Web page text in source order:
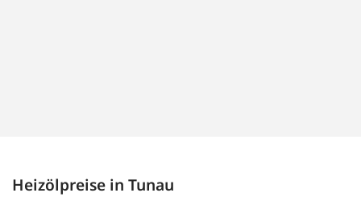
Heizölpreise in Tunau